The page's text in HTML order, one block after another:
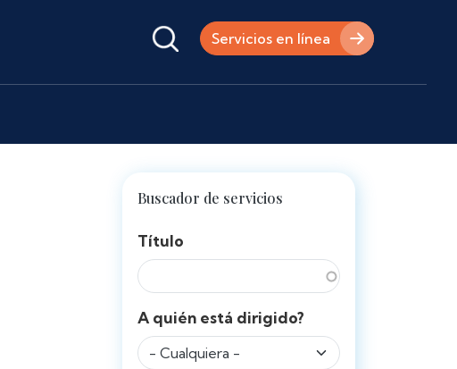
Servicios en línea
Buscador de servicios
Título
A quién está dirigido?